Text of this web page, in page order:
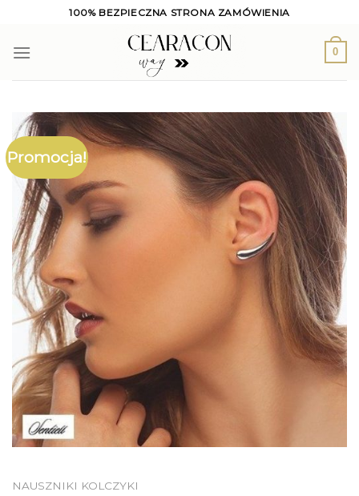
content
100% BEZPIECZNA STRONA ZAMÓWIENIA
0
Promocja!
NAUSZNIKI KOLCZYKI